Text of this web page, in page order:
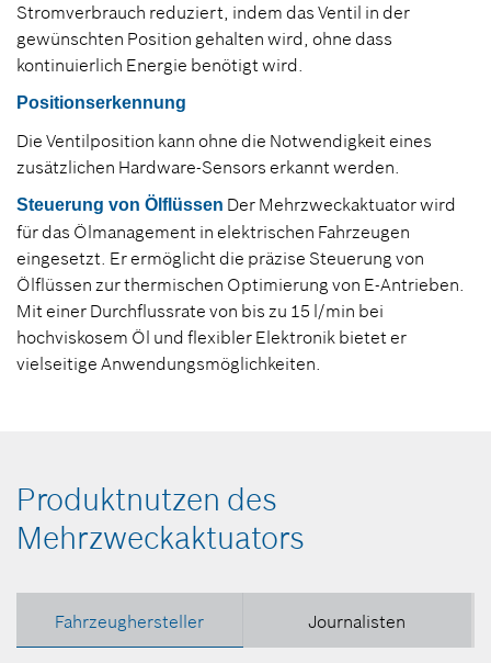
Stromverbrauch reduziert, indem das Ventil in der
gewünschten Position gehalten wird, ohne dass
kontinuierlich Energie benötigt wird.
Positionserkennung
Die Ventilposition kann ohne die Notwendigkeit eines
zusätzlichen Hardware-Sensors erkannt werden.
Steuerung von Ölflüssen Der Mehrzweckaktuator wird
für das Ölmanagement in elektrischen Fahrzeugen
eingesetzt. Er ermöglicht die präzise Steuerung von
Ölflüssen zur thermischen Optimierung von E-Antrieben.
Mit einer Durchflussrate von bis zu 15 l/min bei
hochviskosem Öl und flexibler Elektronik bietet er
vielseitige Anwendungsmöglichkeiten.
Produktnutzen des
Mehrzweckaktuators
Fahrzeughersteller Journalisten